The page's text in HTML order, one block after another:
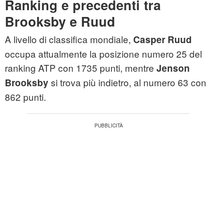
Ranking e precedenti tra
Brooksby e Ruud
A livello di classifica mondiale, Casper Ruud
occupa attualmente la posizione numero 25 del
ranking ATP con 1735 punti, mentre Jenson
Brooksby si trova più indietro, al numero 63 con
862 punti.